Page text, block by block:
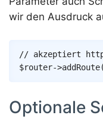
wir den Ausdruck
// akzeptiert
$router->addRoute(
Optionale